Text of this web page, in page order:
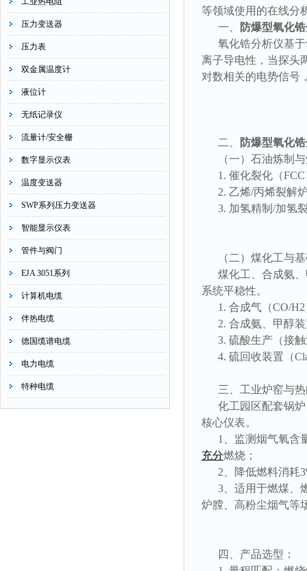
压力变送器
压力表
双金属温度计
液位计
无纸记录仪
流量计/安全栅
数字显示仪表
温度变送器
SWP系列压力变送器
智能显示仪表
管件与阀门
EJA 3051系列
计算机电缆
伴热电缆
德国缆谱电缆
电力电缆
特种电缆
等领域使用的在线分
一、
防爆型氧化
氧化锆分析仪基
离子导电性，当探头
对数相关的电势信号
二、
防爆型氧化
（一）石油炼制
1. 催化裂化（
2. 乙烯/丙烯裂解
3. 加氢精制/加氢
（二）煤化工与
煤化工、合成氨
系统平稳性。
1. 合成气（CO/
2. 合成氨、甲醇
3. 硫酸生产（接
4. 硫回收装置（
三、工业炉窑与
化工园区配套锅
核心仪表。
1、监测烟气氧含
充分燃烧；
2、降低燃料消耗
3、适用于燃煤、
炉膛、高粉尘烟气等
四、产品选型：